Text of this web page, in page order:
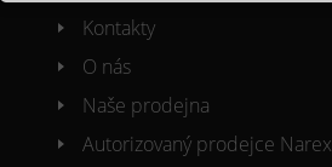
Kontakty
O nás
Naše prodejna
Autorizovaný prodejce Narex